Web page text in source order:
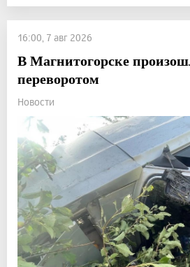
16:00, 7 авг 2026
В Магнитогорске
переворотом
Новости